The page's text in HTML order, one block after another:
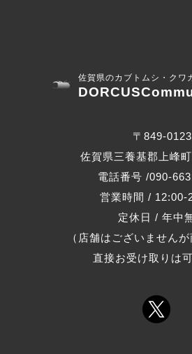
佐賀県のカブトムシ・クワ
〒849-0123
佐賀県三養基郡上峰
電話番号 /090-
営業時間 / 12:00-
定休日 / 年中
（店舗はございません
直接お受け取りは可